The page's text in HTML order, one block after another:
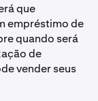
que
empréstimo de
quando será
de
vender seus